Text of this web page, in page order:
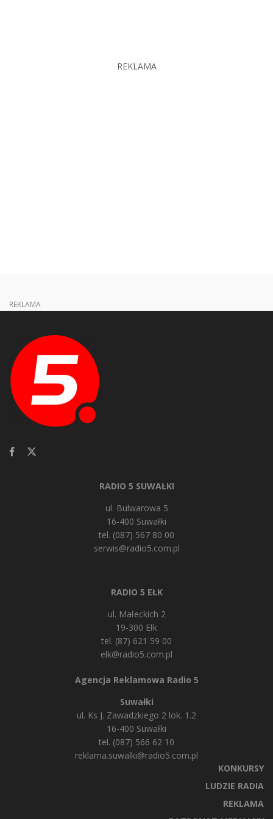
REKLAMA
REKLAMA
RADIO 5 SUWAŁKI
ul. Bulwarowa 5
16-400 Suwałki
tel. (087) 567 80 00
serwis@radio5.com.pl
RADIO 5 EŁK
ul. Małeckich 2
19-300 Ełk
tel. (87) 621 59 00
elk@radio5.com.pl
Agencja Reklamowa Radio 5
Suwałki
ul. Ks J. Zawadzkiego 2 lok. 1.2
16-400 Suwałki
tel. (087) 566 62 10
reklama.suwalki@radio5.com.pl
KONKURSY
LUDZIE RADIA
REKLAMA